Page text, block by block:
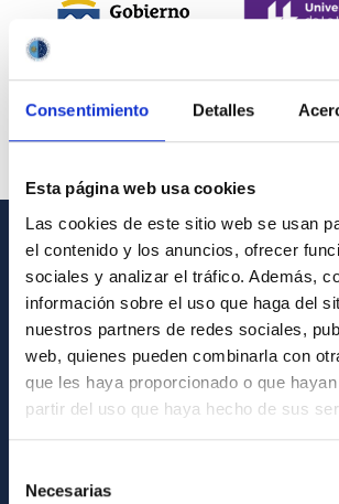
Consentimiento Detalles
Esta página web usa cookies
Las cookies de este sitio web se usan
el contenido y los anuncios, ofrecer
sociales y analizar el tráfico. Además,
información sobre el uso que haga del
nuestros partners de redes sociales,
web, quienes pueden combinarla con
que les haya proporcionado o que
partir del uso que haya hecho de sus
Necesarias
INFORMACIÓN GENERAL
Contacto
Cómo llegar al IAC
Directorio de personal
Biblioteca